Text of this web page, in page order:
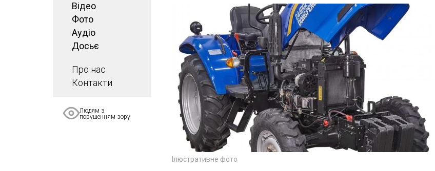
Відео
Фото
Аудіо
Досьє
Про нас
Контакти
Людям з
порушенням зору
Ілюстративне фото